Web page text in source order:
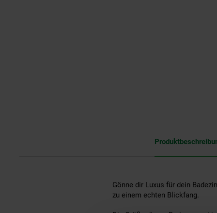
Gönne dir Luxus für dein
zu einem echten Blickfang.